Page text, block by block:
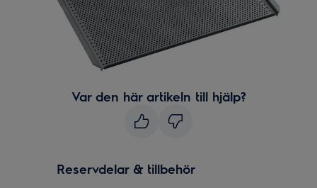
Var den här artikeln till hjälp?
Reservdelar & tillbehör